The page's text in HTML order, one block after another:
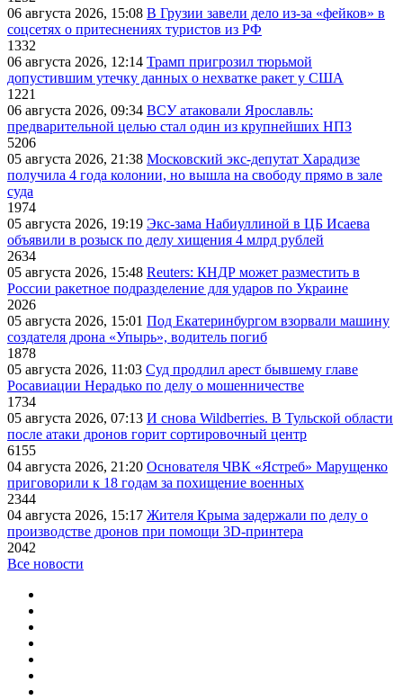
06 августа 2026, 15:08 В Грузии завели дело из-за «фейков» в
соцсетях о притеснениях туристов из РФ
1332
06 августа 2026, 12:14 Трамп пригрозил тюрьмой
допустившим утечку данных о нехватке ракет у США
1221
06 августа 2026, 09:34 ВСУ атаковали Ярославль:
предварительной целью стал один из крупнейших НПЗ
5206
05 августа 2026, 21:38 Московский экс-депутат Харадизе
получила 4 года колонии, но вышла на свободу прямо в зале
суда
1974
05 августа 2026, 19:19 Экс-зама Набиуллиной в ЦБ Исаева
объявили в розыск по делу хищения 4 млрд рублей
2634
05 августа 2026, 15:48 Reuters: КНДР может разместить в
России ракетное подразделение для ударов по Украине
2026
05 августа 2026, 15:01 Под Екатеринбургом взорвали машину
создателя дрона «Упырь», водитель погиб
1878
05 августа 2026, 11:03 Суд продлил арест бывшему главе
Росавиации Нерадько по делу о мошенничестве
1734
05 августа 2026, 07:13 И снова Wildberries. В Тульской области
после атаки дронов горит сортировочный центр
6155
04 августа 2026, 21:20 Основателя ЧВК «Ястреб» Марущенко
приговорили к 18 годам за похищение военных
2344
04 августа 2026, 15:17 Жителя Крыма задержали по делу о
производстве дронов при помощи 3D‑принтера
2042
Все новости